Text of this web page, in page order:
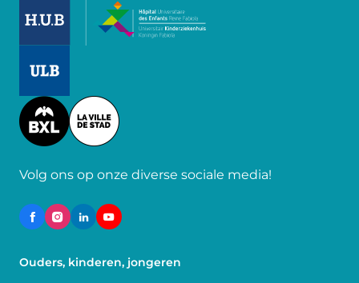
Image
Volg ons op onze diverse sociale media!
Ouders, kinderen, jongeren